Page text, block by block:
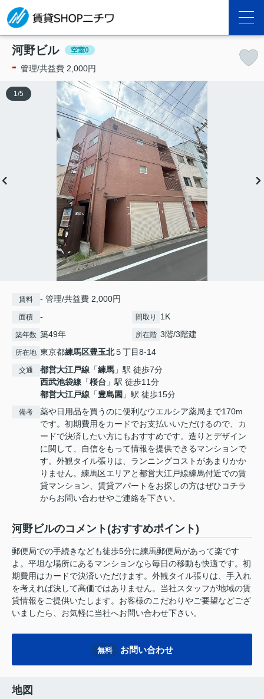
河野ビル 空室0
- 管理/共益費 2,000円
1 /5
賃料 - 管理/共益費 2,000円
面積 - 間取り 1K
築年数 築49年 所在階 3階/3階建
所在地 東京都練馬区豊玉北５丁目8-14
交通 都営大江戸線 「練馬 」駅 徒歩7分
西武池袋線 「桜台 」駅 徒歩11分
都営大江戸線 「豊島園 」駅 徒歩15分
備考
薬や日用品を買うのに便利なウエルシア薬局まで170m
です。初期費用をカードでお支払いいただけるので、カ
ードで決済したい方にもおすすめです。造りとデザイン
に関して、自信をもって情報を提供できるマンションで
す。外観タイル張りは、ランニングコストがあまりかか
りません。練馬区エリアと都営大江戸線練馬付近での賃
貸マンション、賃貸アパートをお探しの方はぜひコチラ
からお問い合わせやご連絡を下さい。
河野ビルのコメント(おすすめポイント)
郵便局での手続きなども徒歩5分に練馬郵便局があって楽です
よ。平坦な場所にあるマンションなら毎日の移動も快適です。初
期費用はカードで決済いただけます。外観タイル張りは、手入れ
を考えれば決して高価ではありません。当社スタッフが地域の賃
貸情報をご提供いたします。お客様のこだわりやご要望などござ
いましたら、お気軽に当社へお問い合わせ下さい。
無料 お問い合わせ
地図